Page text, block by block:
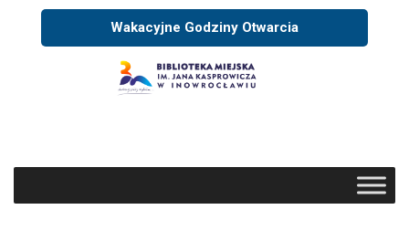
Wakacyjne Godziny Otwarcia